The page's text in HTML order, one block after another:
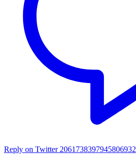
Reply on Twitter 2061738397945806932